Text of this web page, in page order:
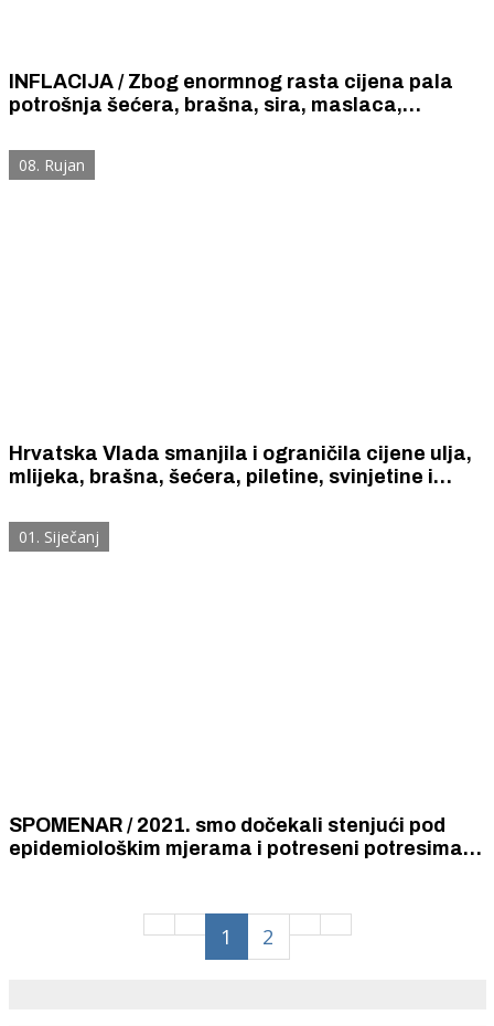
INFLACIJA / Zbog enormnog rasta cijena pala
potrošnja šećera, brašna, sira, maslaca,
08. Rujan
Hrvatska Vlada smanjila i ograničila cijene ulja,
mlijeka, brašna, šećera, piletine, svinjetine i
30 posto.
01. Siječanj
SPOMENAR / 2021. smo dočekali stenjući pod
epidemiološkim mjerama i potreseni potresima...
1 2